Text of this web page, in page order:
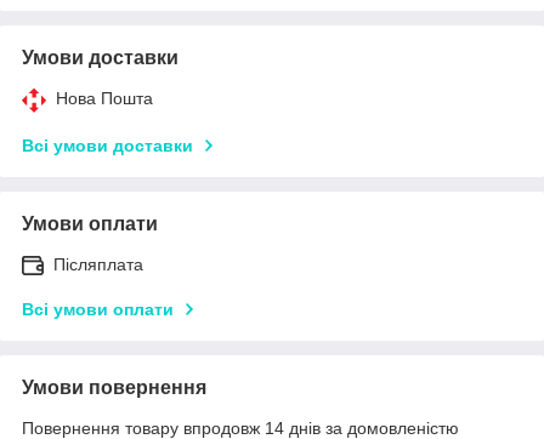
Умови доставки
Нова Пошта
Всі умови доставки
Умови оплати
Післяплата
Всі умови оплати
Умови повернення
Повернення товару впродовж 14 днів за домовленістю